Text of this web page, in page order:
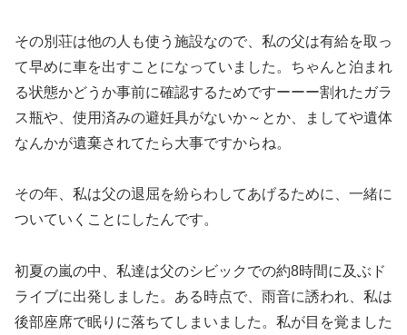
その別荘は他の人も使う施設なので、私の父は有給を取っ
て早めに車を出すことになっていました。ちゃんと泊まれ
る状態かどうか事前に確認するためですーーー割れたガラ
ス瓶や、使用済みの避妊具がないか～とか、ましてや遺体
なんかが遺棄されてたら大事ですからね。
その年、私は父の退屈を紛らわしてあげるために、一緒に
ついていくことにしたんです。
初夏の嵐の中、私達は父のシビックでの約8時間に及ぶド
ライブに出発しました。ある時点で、雨音に誘われ、私は
後部座席で眠りに落ちてしまいました。私が目を覚ました